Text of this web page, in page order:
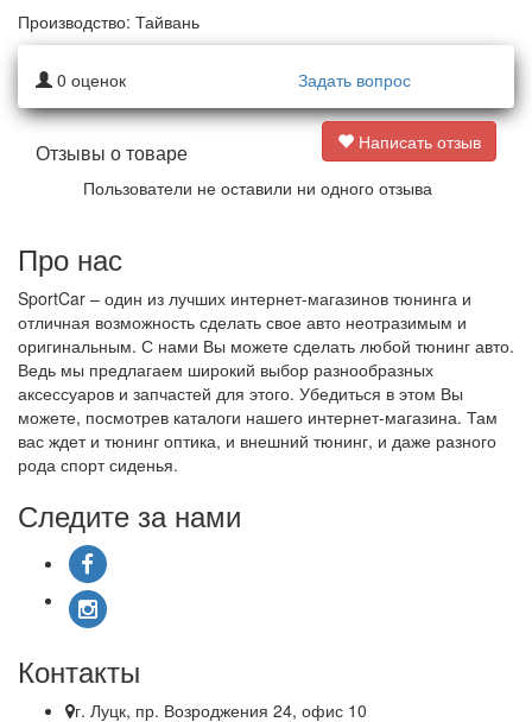
Производство: Тайвань
0 оценок Задать вопрос
Отзывы о товаре
Написать отзыв
Пользователи не оставили ни одного отзыва
Про нас
SportCar – один из лучших интернет-магазинов тюнинга и
отличная возможность сделать свое авто неотразимым и
оригинальным. С нами Вы можете сделать любой тюнинг авто.
Ведь мы предлагаем широкий выбор разнообразных
аксессуаров и запчастей для этого. Убедиться в этом Вы
можете, посмотрев каталоги нашего интернет-магазина. Там
вас ждет и тюнинг оптика, и внешний тюнинг, и даже разного
рода спорт сиденья.
Следите за нами
Контакты
г. Луцк, пр. Возроджения 24, офис 10